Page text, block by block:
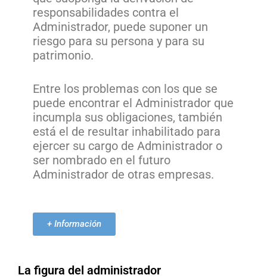
responsabilidades contra el
Administrador, puede suponer un
riesgo para su persona y para su
patrimonio.
Entre los problemas con los que se
puede encontrar el Administrador que
incumpla sus obligaciones, también
está el de resultar inhabilitado para
ejercer su cargo de Administrador o
ser nombrado en el futuro
Administrador de otras empresas.
+ Información
La figura del administrador